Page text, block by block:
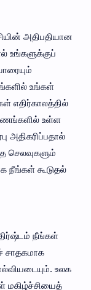
அதிபதியான
உங்களுக்குப்
உங்கள்
எதிர்காலத்தில்
உள்ள
அதிகரிப்பதால்
செலவுகளும்
நீங்கள் கூடுதல்
நீங்கள்
சாதகமாக
உலக
மகிழ்ச்சியைத்